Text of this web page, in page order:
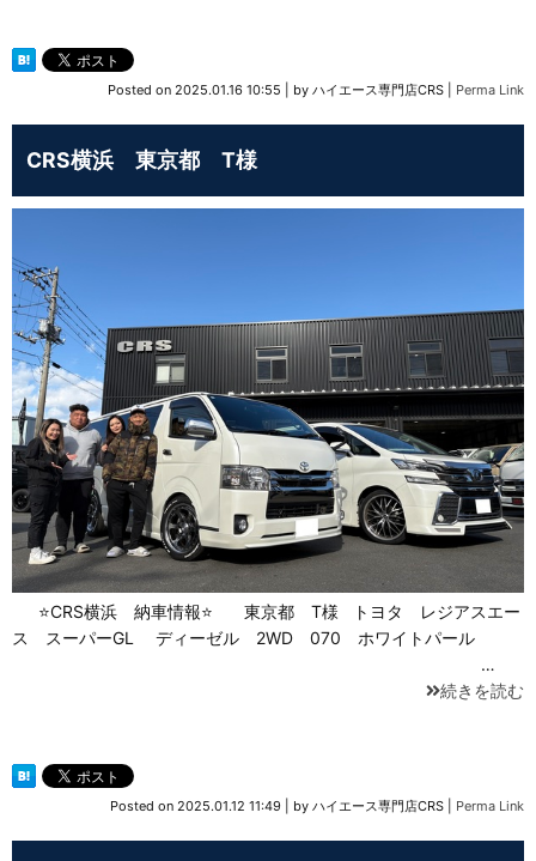
Posted on 2025.01.16 10:55 by ハイエース専門店CRS Perma Link
CRS横浜 東京都 T様
⭐CRS横浜 納車情報⭐ 東京都 T様 トヨタ レジアスエー
ス スーパーGL ディーゼル 2WD 070 ホワイトパール
…
続きを読む
Posted on 2025.01.12 11:49 by ハイエース専門店CRS Perma Link